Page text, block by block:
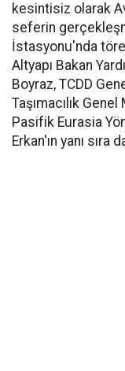
kesintisiz olarak
seferin
İstasyonu'nda
Altyapı Bakan
Boyraz, TCDD
Taşımacılık
Pasifik Eurasia
Erkan'ın yanı sıra